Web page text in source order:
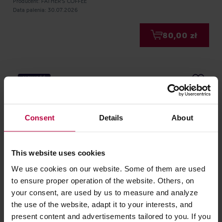
Consent Details About
This website uses cookies
We use cookies on our website. Some of them are used
to ensure proper operation of the website. Others, on
your consent, are used by us to measure and analyze
the use of the website, adapt it to your interests, and
present content and advertisements tailored to you. If you
Data palenia: 30.07.2026
80,00 zł
NOWOŚĆ
Father's Coffee - kawa ziarnista Kenia Kieni AB
Washed Filter 250 g
Producent: FATHER'S COFFEE